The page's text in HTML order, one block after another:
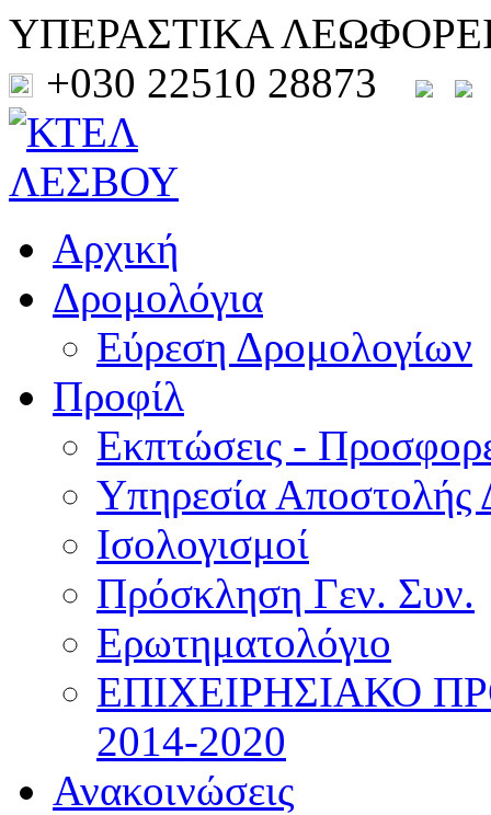
ΥΠΕΡΑΣΤΙΚΑ
+030 22510 28873
Αρχική
Δρομολόγια
Εύρεση Δρομολογίων
Προφίλ
Εκπτώσεις -
Υπηρεσία Αποστολής
Ισολογισμοί
Πρόσκληση Γεν. Συν.
Ερωτηματολόγιο
ΕΠΙΧΕΙΡΗΣΙΑΚΟ
2014-2020
Ανακοινώσεις